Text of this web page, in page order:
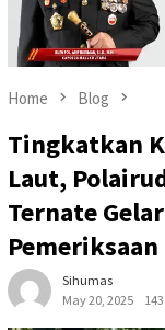
Home Blog
Tingkatkan
Laut,
Ternate
Sihumas
May 20, 2025